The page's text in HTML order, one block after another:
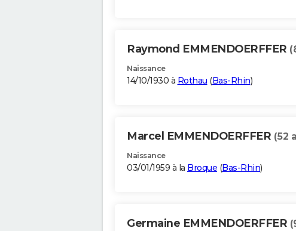
Raymond EMMENDOERFFER
Naissance
14/10/1930 à Rothau (Bas-Rhin)
Marcel EMMENDOERFFER (52
Naissance
03/01/1959 à la Broque (Bas-Rhin)
Germaine EMMENDOERFFER